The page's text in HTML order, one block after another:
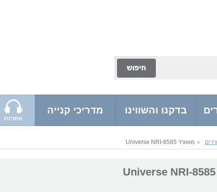
בדקנו והשווינו מדריכי קנייה
אוזניות
> מאוורר Universe NRI-8585